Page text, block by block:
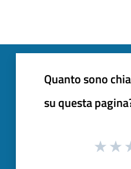
Quanto sono
su questa